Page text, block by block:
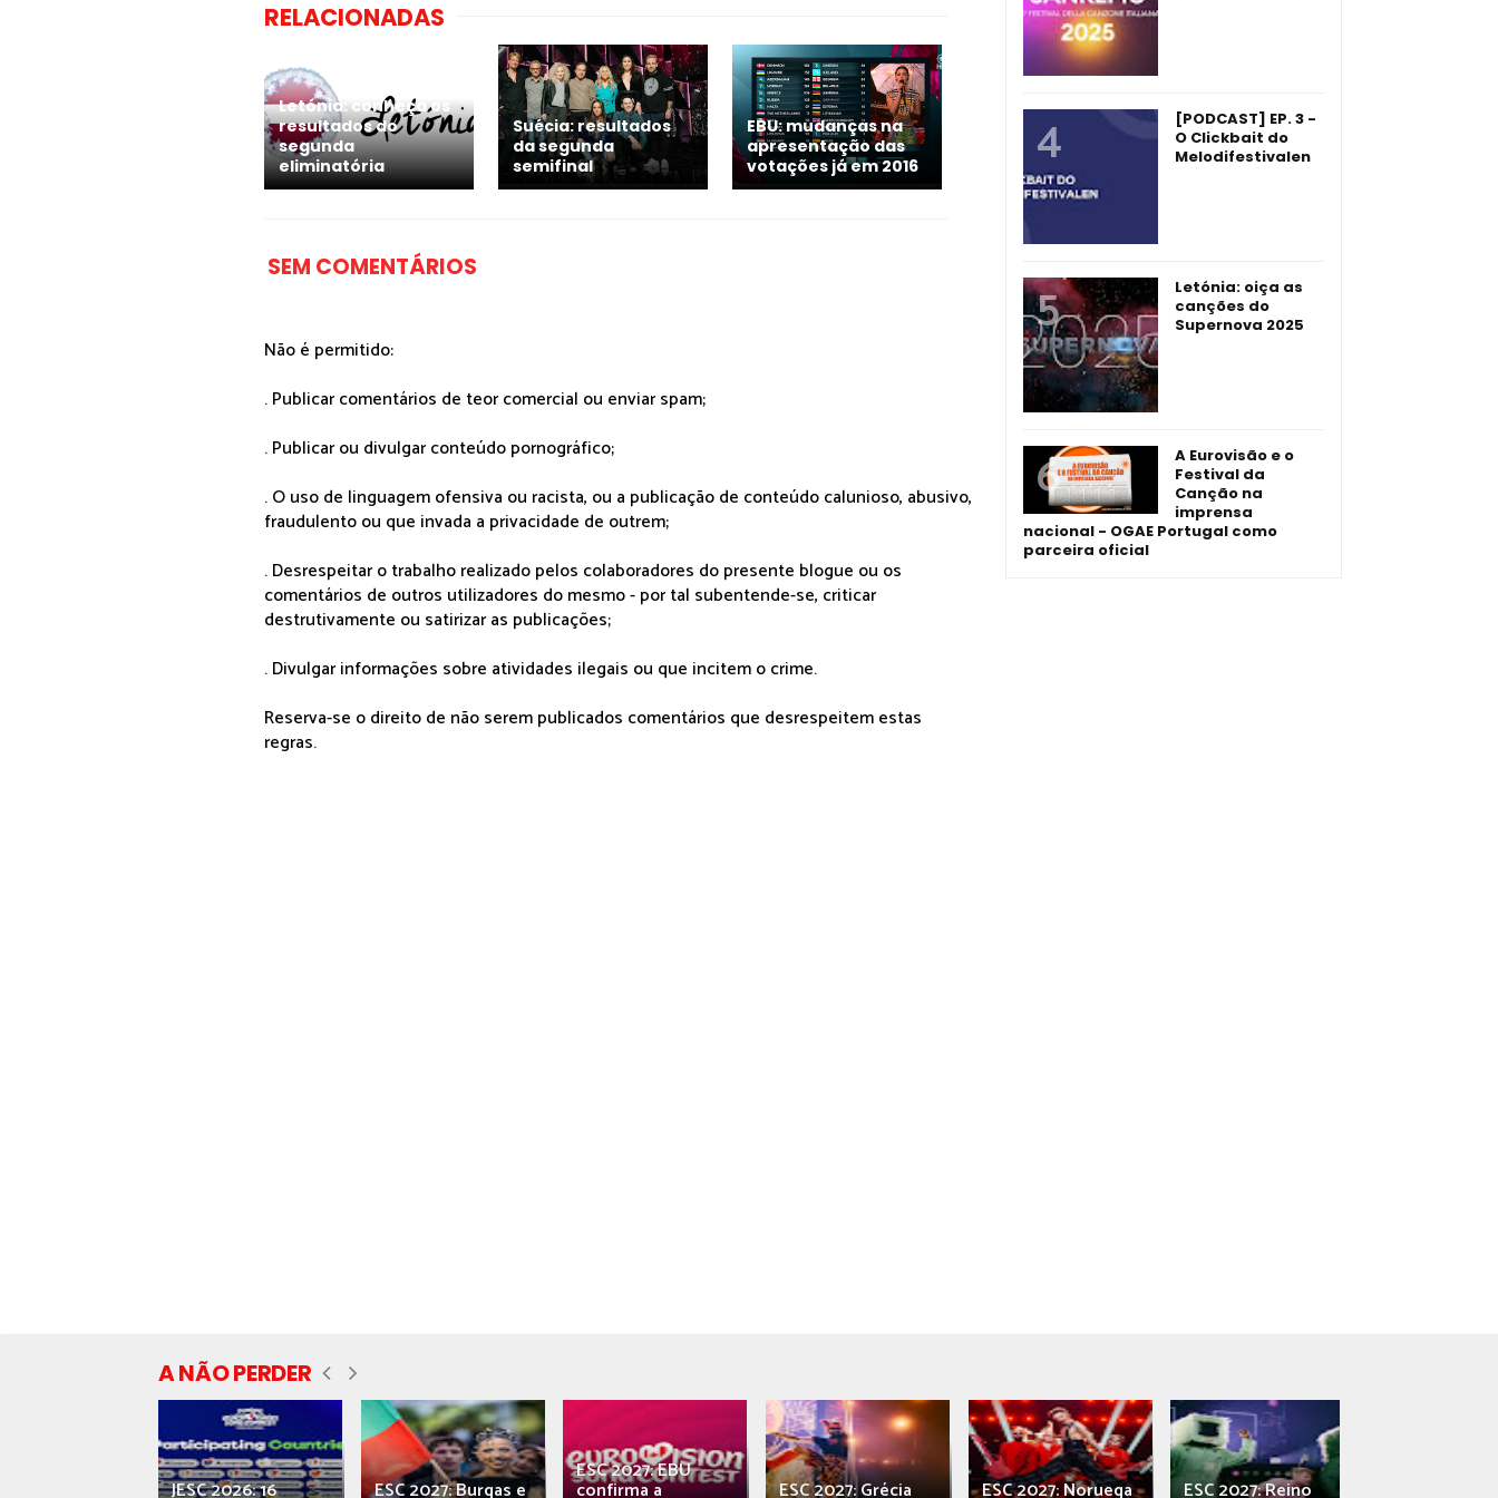
RELACIONADAS
Letónia: conheça os
resultados do
segunda
eliminatória
Suécia: resultados
da segunda
semifinal
EBU: mudanças na
apresentação das
votações já em 2016
SEM COMENTÁRIOS
Não é permitido:
. Publicar comentários de teor comercial ou enviar spam;
. Publicar ou divulgar conteúdo pornográfico;
. O uso de linguagem ofensiva ou racista, ou a publicação de conteúdo calunioso, abusivo,
fraudulento ou que invada a privacidade de outrem;
. Desrespeitar o trabalho realizado pelos colaboradores do presente blogue ou os
comentários de outros utilizadores do mesmo - por tal subentende-se, criticar
destrutivamente ou satirizar as publicações;
. Divulgar informações sobre atividades ilegais ou que incitem o crime.
Reserva-se o direito de não serem publicados comentários que desrespeitem estas
regras.
[PODCAST] EP. 3 -
O Clickbait do
Melodifestivalen
Letónia: oiça as
canções do
Supernova 2025
A Eurovisão e o
Festival da
Canção na
imprensa
nacional - OGAE Portugal como
parceira oficial
A NÃO PERDER
JESC 2026: 16 ESC 2027: Burgas e
ESC 2027: EBU
confirma a ESC 2027: Grécia ESC 2027: Noruega ESC 2027: Reino